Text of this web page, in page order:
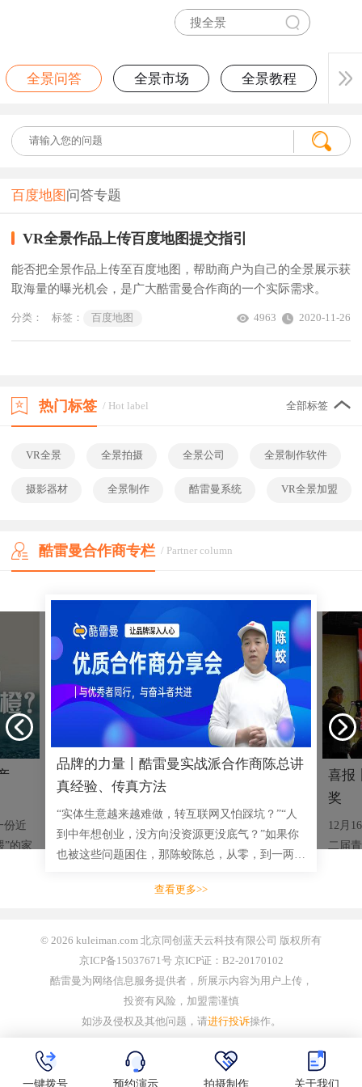
全景问答 全景市场 全景教程
百度地图 问答专题
VR全景作品上传百度地图提交指引
能否把全景作品上传至百度地图，帮助商户为自己的全景展示获
取海量的曝光机会，是广大酷雷曼合作商的一个实际需求。
分类： 标签： 百度地图 2020-11-26
4963
热门标签 / Hot label 全部标签
VR全景 全景拍摄 全景公司 全景制作软件
摄影器材 全景制作 酷雷曼系统 VR全景加盟
酷雷曼合作商专栏 / Partner column
份近
”的家
品牌的力量丨酷雷曼实战派合作商陈总讲
真经验、传真方法
“实体生意越来越难做，转互联网又怕踩坑？”“人
到中年想创业，没方向没资源更没底气？”如果你
也被这些问题困住，那陈蛟陈总，从零，到一两千
绩说话的创业者，将毫无
喜报
奖
12月
二届
查看更多>>
© 2026 kuleiman.com 北京同创蓝天云科技有限公司 版权所有
京ICP备15037671号 京ICP证：B2-20170102
酷雷曼为网络信息服务提供者，所展示内容为用户上传，
投资有风险，加盟需谨慎
如涉及侵权及其他问题，请进行投诉操作。
一键拨号 预约演示 拍摄制作 关于我们